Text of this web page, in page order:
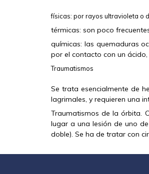
físicas: por rayos ultravioleta o
térmicas: son poco
químicas: las quemaduras
por el contacto con un
Traumatismos
Se trata esencialmente de
lagrimales, y requieren una
Traumatismos de la órbita.
lugar a una lesión de uno
doble). Se ha de tratar con